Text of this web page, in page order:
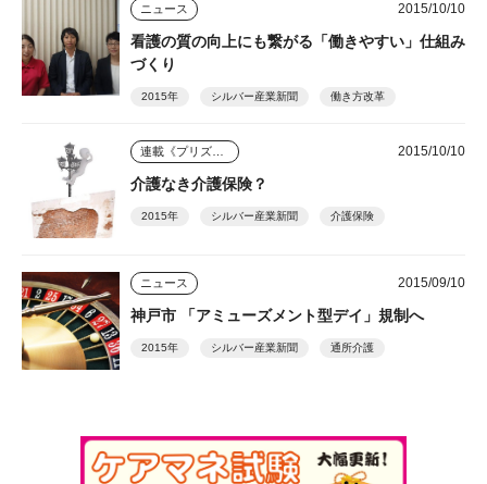
ニュース 2015/10/10
看護の質の向上にも繋がる「働きやすい」仕組み
づくり
2015年 シルバー産業新聞 働き方改革
2015/10/10
介護なき介護保険？
2015年 シルバー産業新聞 介護保険
ニュース 2015/09/10
神戸市 「アミューズメント型デイ」規制へ
2015年 シルバー産業新聞 通所介護